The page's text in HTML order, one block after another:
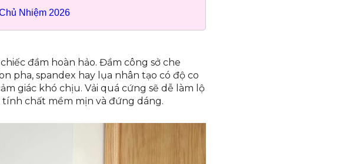
Nhiệm 2026
đầm hoàn hảo. Đầm công sở che
pha, spandex hay lụa nhân tạo có độ co
giác khó chịu. Vải quá cứng sẽ dễ làm lộ
chất mềm mịn và đứng dáng.